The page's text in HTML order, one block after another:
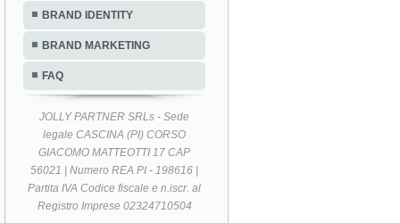
BRAND IDENTITY
BRAND MARKETING
FAQ
JOLLY PARTNER SRLs - Sede
legale CASCINA (PI) CORSO
GIACOMO MATTEOTTI 17 CAP
56021 | Numero REA PI - 198616 |
Partita IVA Codice fiscale e n.iscr. al
Registro Imprese 02324710504